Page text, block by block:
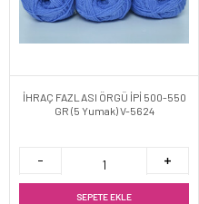
İHRAÇ FAZLASI ÖRGÜ İPİ 500-550
GR (5 Yumak) V-5624
SEPETE EKLE